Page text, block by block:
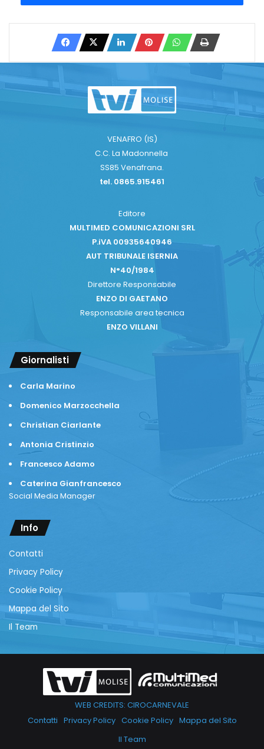
VENAFRO (IS)
C.C. La Madonnella
SS85 Venafrana.
tel. 0865.915461
Editore
MULTIMED COMUNICAZIONI SRL
P.iVA 00935640946
AUT TRIBUNALE ISERNIA
N°40/1984
Direttore Responsabile
ENZO DI GAETANO
Responsabile area tecnica
ENZO VILLANI
Giornalisti
Carla Marino
Domenico Marzocchella
Christian Ciarlante
Antonia Cristinzio
Francesco Adamo
Caterina Gianfrancesco
Social Media Manager
Info
Contatti
Privacy Policy
Cookie Policy
Mappa del Sito
Il Team
WEB CREDITS: CIROCARNEVALE
Contatti Privacy Policy Cookie Policy Mappa del Sito
Il Team